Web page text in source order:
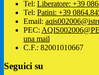
Tel: Liberatore: +39
Tel: Patini: +39
Email:
PEC:
una mail
C.F.: 82001010667
Seguici su